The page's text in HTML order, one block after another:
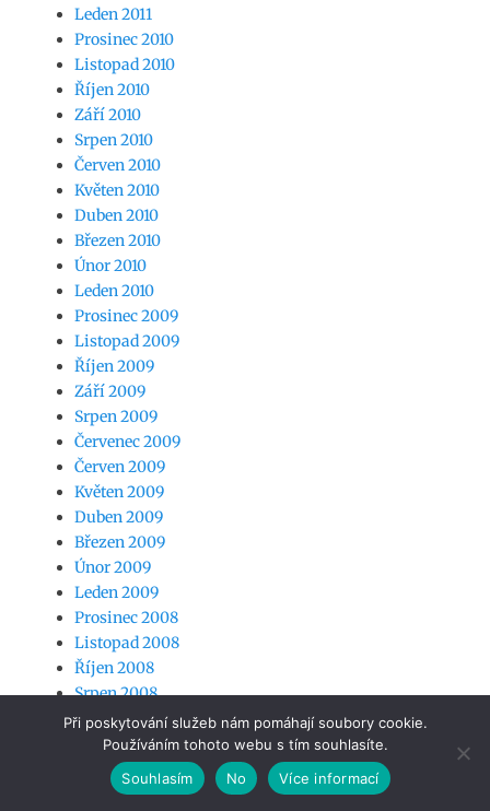
Leden 2011
Prosinec 2010
Listopad 2010
Říjen 2010
Září 2010
Srpen 2010
Červen 2010
Květen 2010
Duben 2010
Březen 2010
Únor 2010
Leden 2010
Prosinec 2009
Listopad 2009
Říjen 2009
Září 2009
Srpen 2009
Červenec 2009
Červen 2009
Květen 2009
Duben 2009
Březen 2009
Únor 2009
Leden 2009
Prosinec 2008
Listopad 2008
Říjen 2008
Srpen 2008
Červenec 2008
Leden 2008
Prosinec 2007
Listopad 2007
Při poskytování služeb nám pomáhají soubory cookie.
Používáním tohoto webu s tím souhlasíte.
Souhlasím
No Více informací